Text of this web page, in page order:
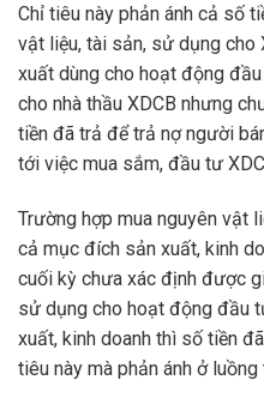
Chỉ tiêu này phản ánh cả số
vật liệu, tài sản, sử dụng cho
xuất dùng cho hoạt động
cho nhà thầu XDCB nhưng
tiền đã trả để trả nợ người
tới việc mua sắm, đầu tư
Trường hợp mua nguyên vật
cả mục đích sản xuất, kinh
cuối kỳ chưa xác định được
sử dụng cho hoạt động đầu
xuất, kinh doanh thì số tiền
tiêu này mà phản ánh ở